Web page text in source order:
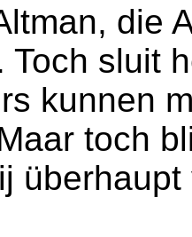
die
Toch sluit
kunnen
toch